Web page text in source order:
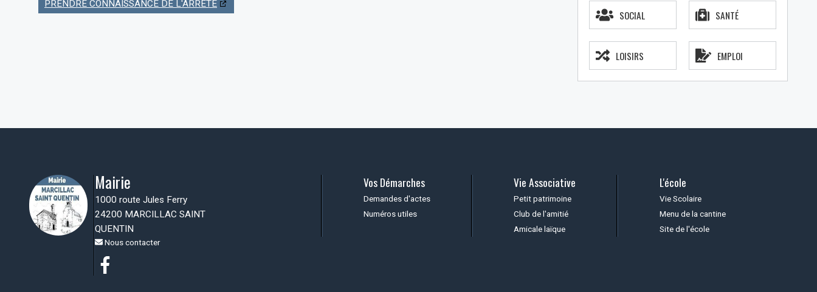
PRENDRE CONNAISSANCE DE L'ARRÊTÉ
SOCIAL SANTÉ
LOISIRS EMPLOI
Mairie
1000 route Jules Ferry
24200 MARCILLAC SAINT
QUENTIN
Nous contacter
Vos Démarches
Demandes d'actes
Numéros utiles
Vie Associative
Petit patrimoine
Club de l'amitié
Amicale laïque
L'école
Vie Scolaire
Menu de la cantine
Site de l'école